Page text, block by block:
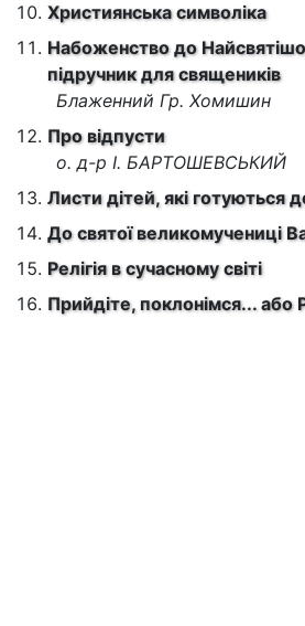
Християнська символіка
Набоженство до
підручник для священиків
Блаженний Гр. Хомишин
Про відпусти
о. д-р І. БАРТОШЕВСЬКИЙ
Листи дітей, які
До святої великомучениці
Релігія в сучасному світі
Прийдіте, поклонімся... або